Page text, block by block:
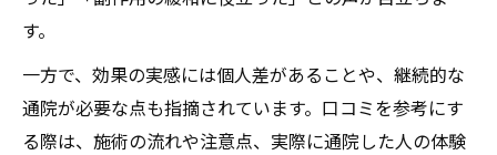
す。
一方で、効果の実感には個人差があることや、継続的な
通院が必要な点も指摘されています。口コミを参考にす
る際は、施術の流れや注意点、実際に通院した人の体験